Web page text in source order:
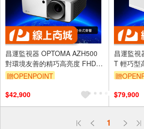
昌運監視器 OPTOMA AZH500
對環境友善的精巧高亮度 FHD
雷射投影機
贈OPENPOINT
$42,900
昌運監視
T 輕巧型
機 6000
贈
$79,900
1
偏遠地區配送